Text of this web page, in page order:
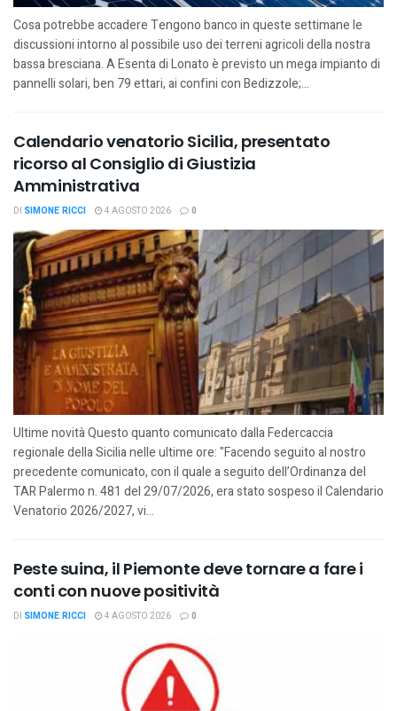
Cosa potrebbe accadere Tengono banco in queste settimane le
discussioni intorno al possibile uso dei terreni agricoli della nostra
bassa bresciana. A Esenta di Lonato è previsto un mega impianto di
pannelli solari, ben 79 ettari, ai confini con Bedizzole;...
Calendario venatorio Sicilia, presentato
ricorso al Consiglio di Giustizia
Amministrativa
DI SIMONE RICCI 4 AGOSTO 2026 0
Ultime novità Questo quanto comunicato dalla Federcaccia
regionale della Sicilia nelle ultime ore: "Facendo seguito al nostro
precedente comunicato, con il quale a seguito dell’Ordinanza del
TAR Palermo n. 481 del 29/07/2026, era stato sospeso il Calendario
Venatorio 2026/2027, vi...
Peste suina, il Piemonte deve tornare a fare i
conti con nuove positività
DI SIMONE RICCI 4 AGOSTO 2026 0